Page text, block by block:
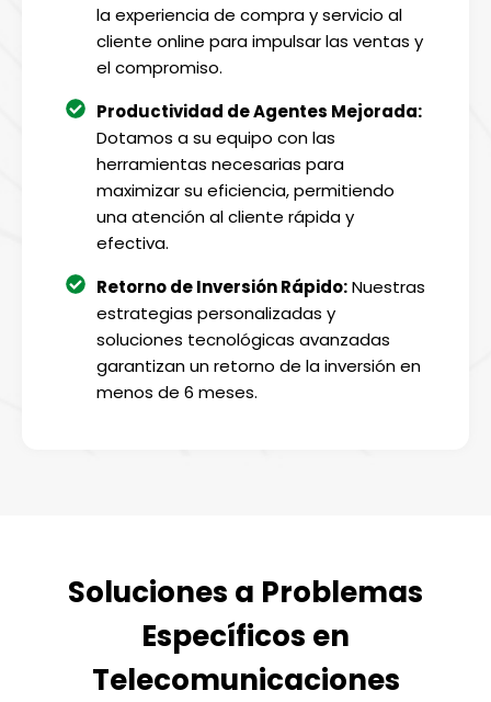
la experiencia de compra y servicio al
cliente online para impulsar las ventas y
el compromiso.
Productividad de Agentes Mejorada:
Dotamos a su equipo con las
herramientas necesarias para
maximizar su eficiencia, permitiendo
una atención al cliente rápida y
efectiva.
Retorno de Inversión Rápido:Nuestras
estrategias personalizadas y
soluciones tecnológicas avanzadas
garantizan un retorno de la inversión en
menos de 6 meses.
Soluciones a Problemas
Específicos en
Telecomunicaciones